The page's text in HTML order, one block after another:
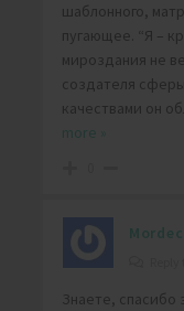
шаблонного,
пугающее. “Я –
мироздания не
создателя
качествами он
more »
Знаете, спасибо